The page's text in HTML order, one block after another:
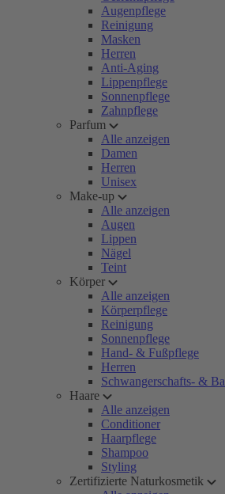
Augenpflege
Reinigung
Masken
Herren
Anti-Aging
Lippenpflege
Sonnenpflege
Zahnpflege
Parfum
Alle anzeigen
Damen
Herren
Unisex
Make-up
Alle anzeigen
Augen
Lippen
Nägel
Teint
Körper
Alle anzeigen
Körperpflege
Reinigung
Sonnenpflege
Hand- & Fußpflege
Herren
Schwangerschafts- &
Haare
Alle anzeigen
Conditioner
Haarpflege
Shampoo
Styling
Zertifizierte Naturkosmetik